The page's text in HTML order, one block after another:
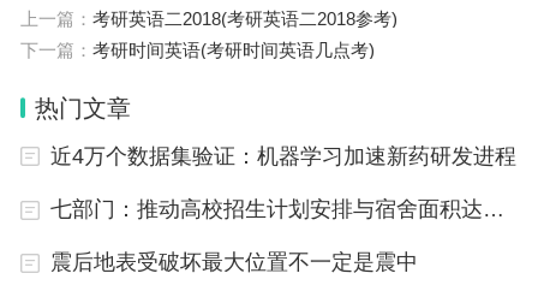
泽东、邓小平等杰出历史人物的思想和贡献。考生需
要掌握这些历史事件的发展过程和影响，理解中国共
产党的历史地位和作用，并能够运用历史知识和思想
方法分析现实问题。
三、思想道德修养与法律基础
思想道德修养与法律基础是考研政治的必修科目之
上一篇： 考研英语二2018(考研英语二2018参考)
下一篇： 考研时间英语(考研时间英语几点考)
热门文章
近4万个数据集验证：机器学习加速新药研发进程
七部门：推动高校招生计划安排与宿舍面积达标挂钩
震后地表受破坏最大位置不一定是震中